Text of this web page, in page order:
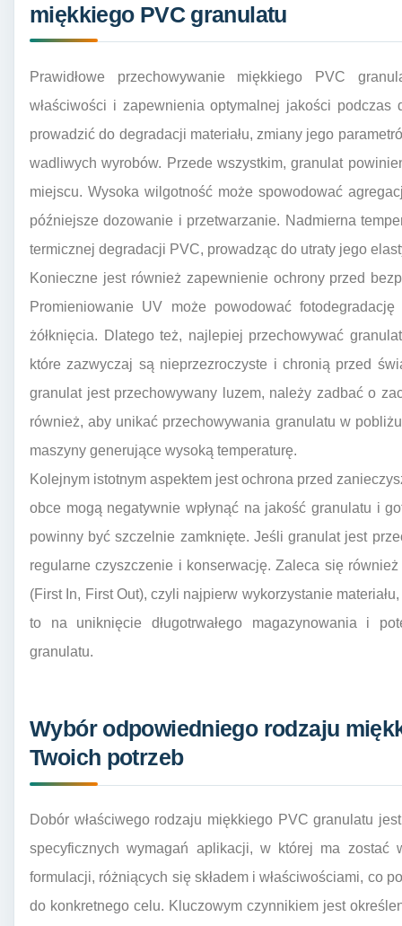
miękkiego PVC granulatu
Prawidłowe przechowywanie miękkiego PVC
właściwości i zapewnienia optymalnej jakości podczas
prowadzić do degradacji materiału, zmiany jego
wadliwych wyrobów. Przede wszystkim, granulat
miejscu. Wysoka wilgotność może spowodować
późniejsze dozowanie i przetwarzanie. Nadmierna
termicznej degradacji PVC, prowadząc do utraty jego
Konieczne jest również zapewnienie ochrony przed
Promieniowanie UV może powodować
żółknięcia. Dlatego też, najlepiej przechowywać
które zazwyczaj są nieprzezroczyste i chronią przed
granulat jest przechowywany luzem, należy zadbać o
również, aby unikać przechowywania granulatu w
maszyny generujące wysoką temperaturę.
Kolejnym istotnym aspektem jest ochrona przed
obce mogą negatywnie wpłynąć na jakość granulatu i
powinny być szczelnie zamknięte. Jeśli granulat jest
regularne czyszczenie i konserwację. Zaleca się
(First In, First Out), czyli najpierw wykorzystanie
to na uniknięcie długotrwałego magazynowania i
granulatu.
Wybór odpowiedniego rodzaju
Twoich potrzeb
Dobór właściwego rodzaju miękkiego PVC granulatu
specyficznych wymagań aplikacji, w której ma zostać
formulacji, różniących się składem i właściwościami, co
do konkretnego celu. Kluczowym czynnikiem jest